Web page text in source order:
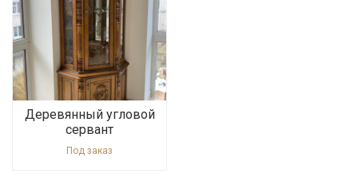
Деревянный угловой
сервант
Под заказ